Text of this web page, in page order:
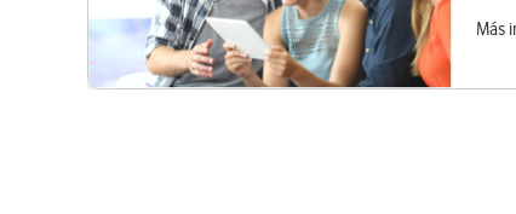
Más